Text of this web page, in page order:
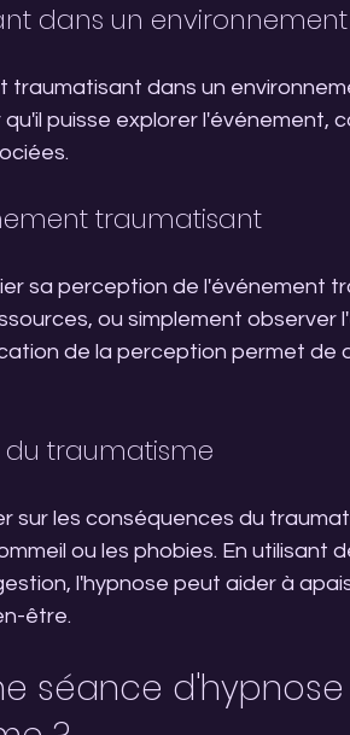
dans un
traumatisant dans un
puisse explorer l'événement,
traumatisant
sa perception de l'événement
ou simplement observer
de la perception permet de
du traumatisme
sur les conséquences du
ou les phobies. En utilisant
l'hypnose peut aider à
être.
séance